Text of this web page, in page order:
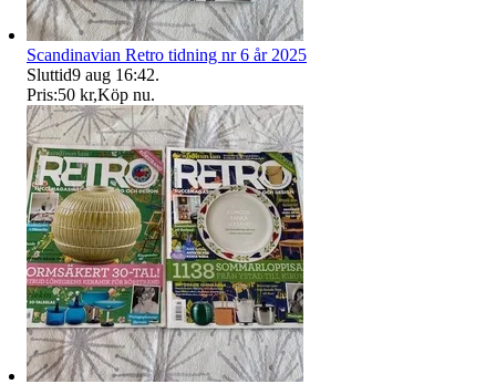
Scandinavian Retro tidning nr 6 år 2025
Sluttid9 aug 16:42.
Pris:50 kr,Köp nu.